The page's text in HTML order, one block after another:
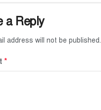
a Reply
address will not be published.
*